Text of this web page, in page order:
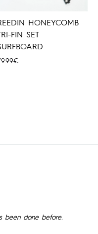
HONEYCOMB
FIN SET
€
been done before.